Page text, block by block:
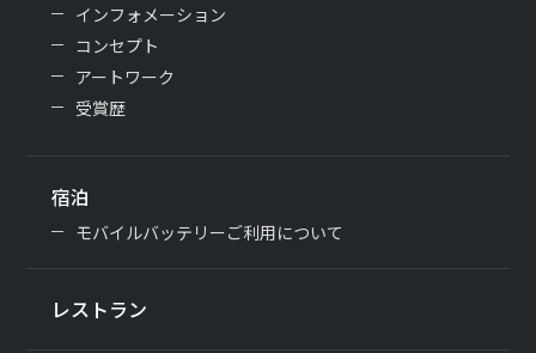
インフォメーション
コンセプト
アートワーク
受賞歴
宿泊
モバイルバッテリーご利用について
レストラン